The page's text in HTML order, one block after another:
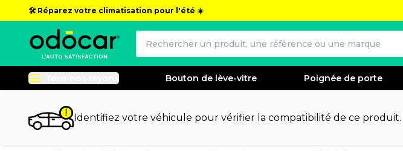
🛠️ Réparez votre climatisation pour l'été ☀️
Tous nos rayons Bouton de lève-vitre Poignée de porte
Identifiez votre véhicule pour vérifier la compatibilité de ce produit.